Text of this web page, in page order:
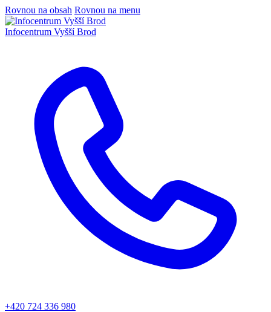
Rovnou na obsah Rovnou na menu
Infocentrum Vyšší Brod
+420 724 336 980